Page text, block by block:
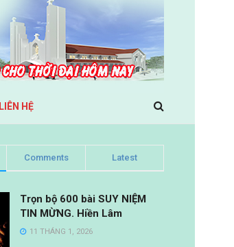
LIÊN HỆ
Comments Latest
Trọn bộ 600 bài SUY NIỆM
TIN MỪNG. Hiền Lâm
11 THÁNG 1, 2026